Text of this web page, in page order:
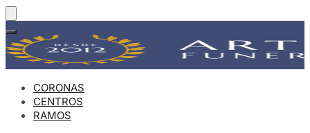
Skip
to
navigation
Skip
to
content
CORONAS
CENTROS
RAMOS